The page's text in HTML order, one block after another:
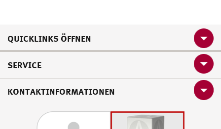
QUICKLINKS ÖFFNEN
SERVICE
KONTAKTINFORMATIONEN